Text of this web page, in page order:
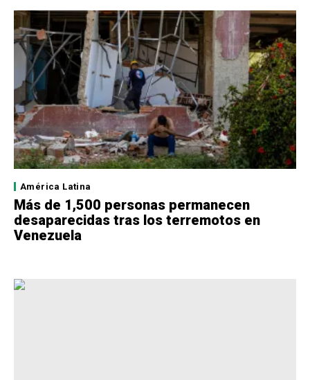
América Latina
Más de 1,500 personas permanecen
desaparecidas tras los terremotos en
Venezuela